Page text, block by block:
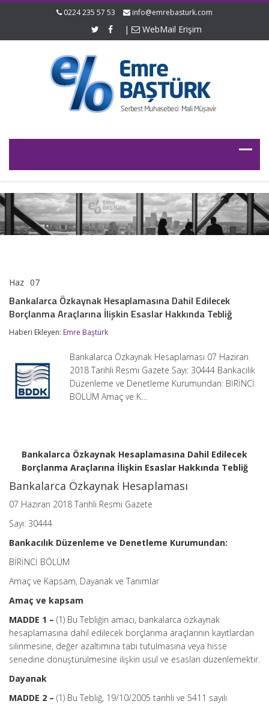
0224 235 57 53 info@emrebasturk.com
| WebMail Erişim
Haz 07
Hesaplamasına
Dahil
Borçlanma
İlişkin
Hakkında
Tebliğ
Bankalarca Özkaynak Hesaplamasına Dahil Edilecek
Borçlanma Araçlarına İlişkin Esaslar Hakkında Tebliğ
Haberi Ekleyen: Emre Baştürk
Bankalarca Özkaynak Hesaplaması 07 Haziran
2018 Tarihli Resmi Gazete Sayı: 30444 Bankacılık
Düzenleme ve Denetleme Kurumundan: BİRİNCİ
BÖLÜM Amaç ve K…
Bankalarca Özkaynak Hesaplamasına Dahil Edilecek
Borçlanma Araçlarına İlişkin Esaslar Hakkında Tebliğ
Bankalarca Özkaynak Hesaplaması
07 Haziran 2018 Tarihli Resmi Gazete
Sayı: 30444
Bankacılık Düzenleme ve Denetleme Kurumundan:
BİRİNCİ BÖLÜM
Amaç ve Kapsam, Dayanak ve Tanımlar
Amaç ve kapsam
MADDE 1 – (1) Bu Tebliğin amacı, bankalarca özkaynak
hesaplamasına dahil edilecek borçlanma araçlarının kayıtlardan
silinmesine, değer azaltımına tabi tutulmasına veya hisse
senedine dönüştürülmesine ilişkin usul ve esasları düzenlemektir.
Dayanak
MADDE 2 – (1) Bu Tebliğ, 19/10/2005 tarihli ve 5411 sayılı